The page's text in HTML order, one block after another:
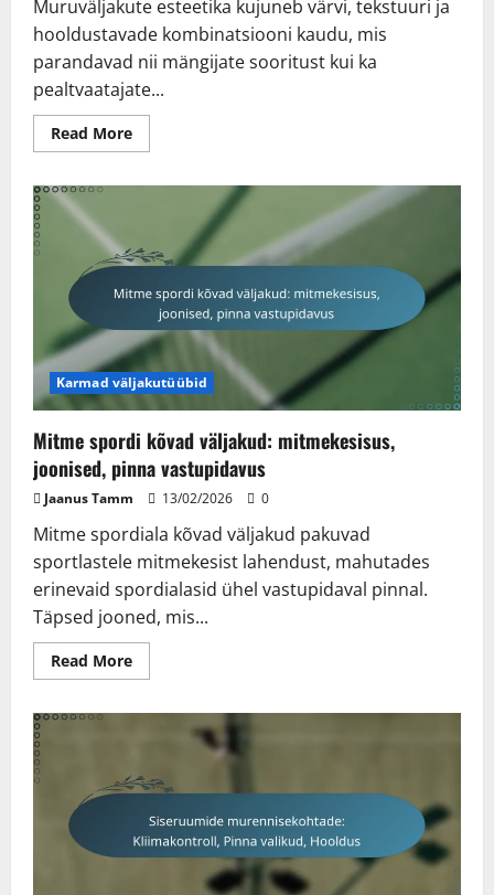
Muruväljakute esteetika kujuneb värvi, tekstuuri ja
hooldustavade kombinatsiooni kaudu, mis
parandavad nii mängijate sooritust kui ka
pealtvaatajate...
Read MoreRead
more
atraktiivsus,
Maastiku
kujundamine,
Integreerimine
Karmad väljakutüübid
Mitme spordi kõvad väljakud: mitmekesisus,
joonised, pinna vastupidavus
Jaanus Tamm 13/02/2026 0
Mitme spordiala kõvad väljakud pakuvad
sportlastele mitmekesist lahendust, mahutades
erinevaid spordialasid ühel vastupidaval pinnal.
Täpsed jooned, mis...
Read MoreRead
more
joonised,
pinna
vastupidavus